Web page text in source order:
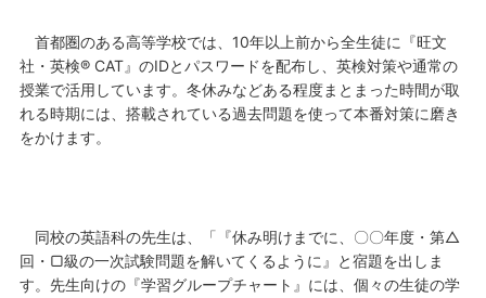
首都圏のある高等学校では、10年以上前から全生徒に『旺文
社・英検® CAT』のIDとパスワードを配布し、英検対策や通常の
授業で活用しています。冬休みなどある程度まとまった時間が取
れる時期には、搭載されている過去問題を使って本番対策に磨き
をかけます。
同校の英語科の先生は、「『休み明けまでに、〇〇年度・第△
回・▢級の一次試験問題を解いてくるように』と宿題を出しま
す。先生向けの『学習グループチャート』には、個々の生徒の学